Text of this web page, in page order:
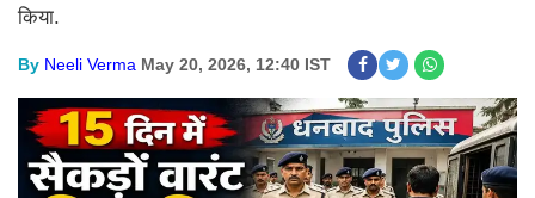
किया.
By Neeli Verma May 20, 2026, 12:40 IST